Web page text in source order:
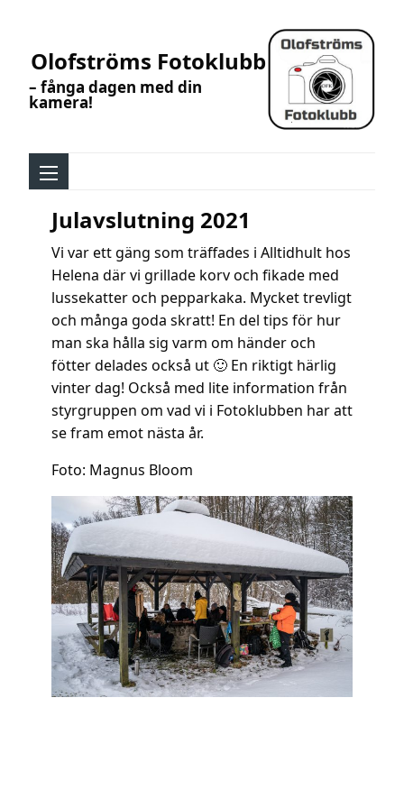
Olofströms Fotoklubb
– fånga dagen med din
kamera!
Julavslutning 2021
Vi var ett gäng som träffades i Alltidhult hos
Helena där vi grillade korv och fikade med
lussekatter och pepparkaka. Mycket trevligt
och många goda skratt! En del tips för hur
man ska hålla sig varm om händer och
fötter delades också ut 🙂 En riktigt härlig
vinter dag! Också med lite information från
styrgruppen om vad vi i Fotoklubben har att
se fram emot nästa år.
Foto: Magnus Bloom